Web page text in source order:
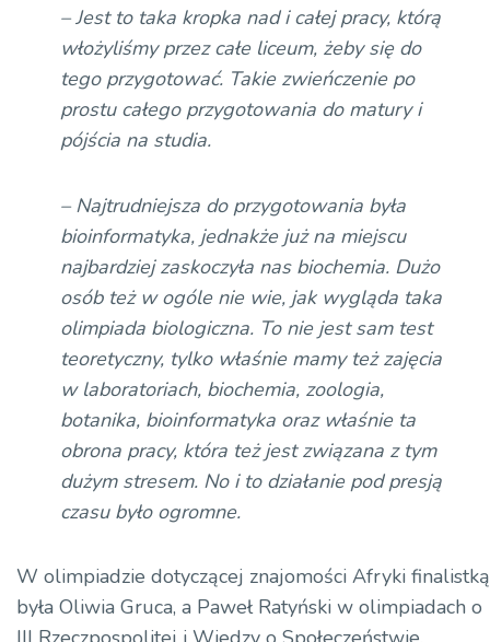
dźwiękowych
– Jest to taka kropka nad i całej pracy, którą
włożyliśmy przez całe liceum, żeby się do
tego przygotować. Takie zwieńczenie po
prostu całego przygotowania do matury i
pójścia na studia.
– Najtrudniejsza do przygotowania była
bioinformatyka, jednakże już na miejscu
najbardziej zaskoczyła nas biochemia. Dużo
osób też w ogóle nie wie, jak wygląda taka
olimpiada biologiczna. To nie jest sam test
teoretyczny, tylko właśnie mamy też zajęcia
w laboratoriach, biochemia, zoologia,
botanika, bioinformatyka oraz właśnie ta
obrona pracy, która też jest związana z tym
dużym stresem. No i to działanie pod presją
czasu było ogromne.
W olimpiadzie dotyczącej znajomości Afryki finalistką
była Oliwia Gruca, a Paweł Ratyński w olimpiadach o